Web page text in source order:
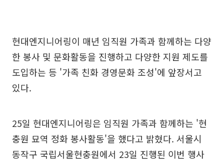
현대엔지니어링이 매년 임직원 가족과 함께하는 다양
한 봉사 및 문화활동을 진행하고 다양한 지원 제도를
도입하는 등 '가족 친화 경영문화 조성'에 앞장서고
있다.
25일 현대엔지니어링은 임직원 가족과 함께하는 '현
충원 묘역 정화 봉사활동'을 했다고 밝혔다. 서울시
동작구 국립서울현충원에서 23일 진행된 이번 행사